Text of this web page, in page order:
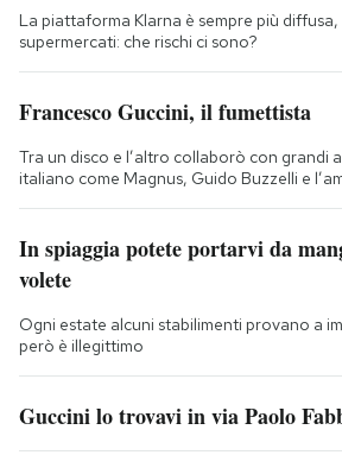
La piattaforma Klarna è sempre più diffusa,
supermercati: che rischi ci sono?
Francesco Guccini, il fumettista
Tra un disco e l’altro collaborò con grandi
italiano come Magnus, Guido Buzzelli e
In spiaggia potete portarvi da
volete
Ogni estate alcuni stabilimenti provano a
però è illegittimo
Guccini lo trovavi in via Paolo